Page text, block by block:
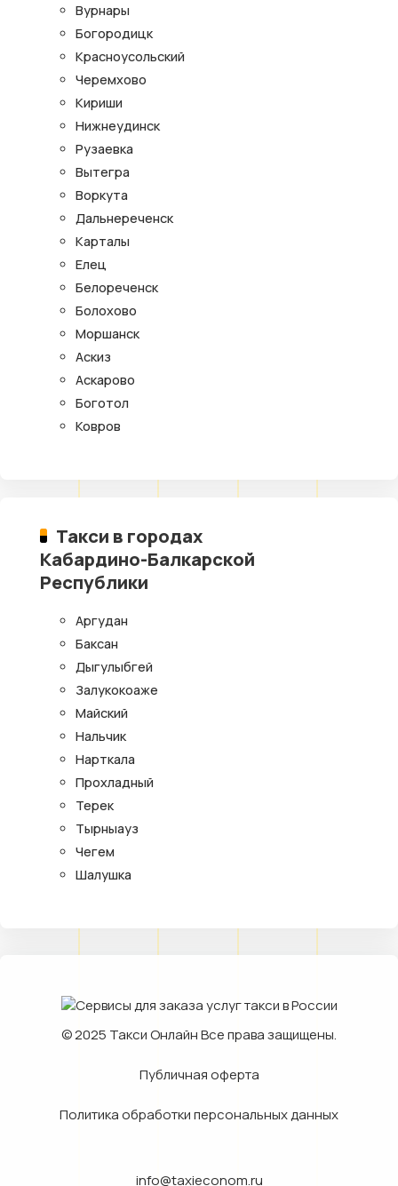
Вурнары
Богородицк
Красноусольский
Черемхово
Кириши
Нижнеудинск
Рузаевка
Вытегра
Воркута
Дальнереченск
Карталы
Елец
Белореченск
Болохово
Моршанск
Аскиз
Аскарово
Боготол
Ковров
Такси в городах
Кабардино-Балкарской
Республики
Аргудан
Баксан
Дыгулыбгей
Залукокоаже
Майский
Нальчик
Нарткала
Прохладный
Терек
Тырныауз
Чегем
Шалушка
© 2025 Такси ОнлайнВсе права защищены.
Публичная оферта
Политика обработки персональных данных
info@taxieconom.ru